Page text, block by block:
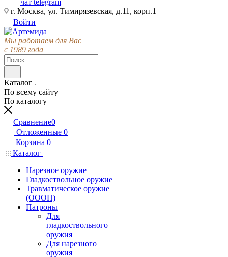
чат telegram
г. Москва, ул. Тимирязевская, д.11, корп.1
Войти
Мы работаем для Вас
с 1989 года
Каталог
По всему сайту
По каталогу
Сравнение0
Отложенные 0
Корзина 0
Каталог
Нарезное оружие
Гладкоствольное оружие
Травматическое оружие
(ОООП)
Патроны
Для
гладкоствольного
оружия
Для нарезного
оружия